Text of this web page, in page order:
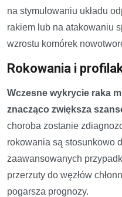
na stymulowaniu układu
rakiem lub na atakowaniu
wzrostu komórek
Rokowania i
Wczesne wykrycie raka
znacząco zwiększa
choroba zostanie
rokowania są stosunkowo
zaawansowanych
przerzuty do węzłów
pogarsza prognozy.